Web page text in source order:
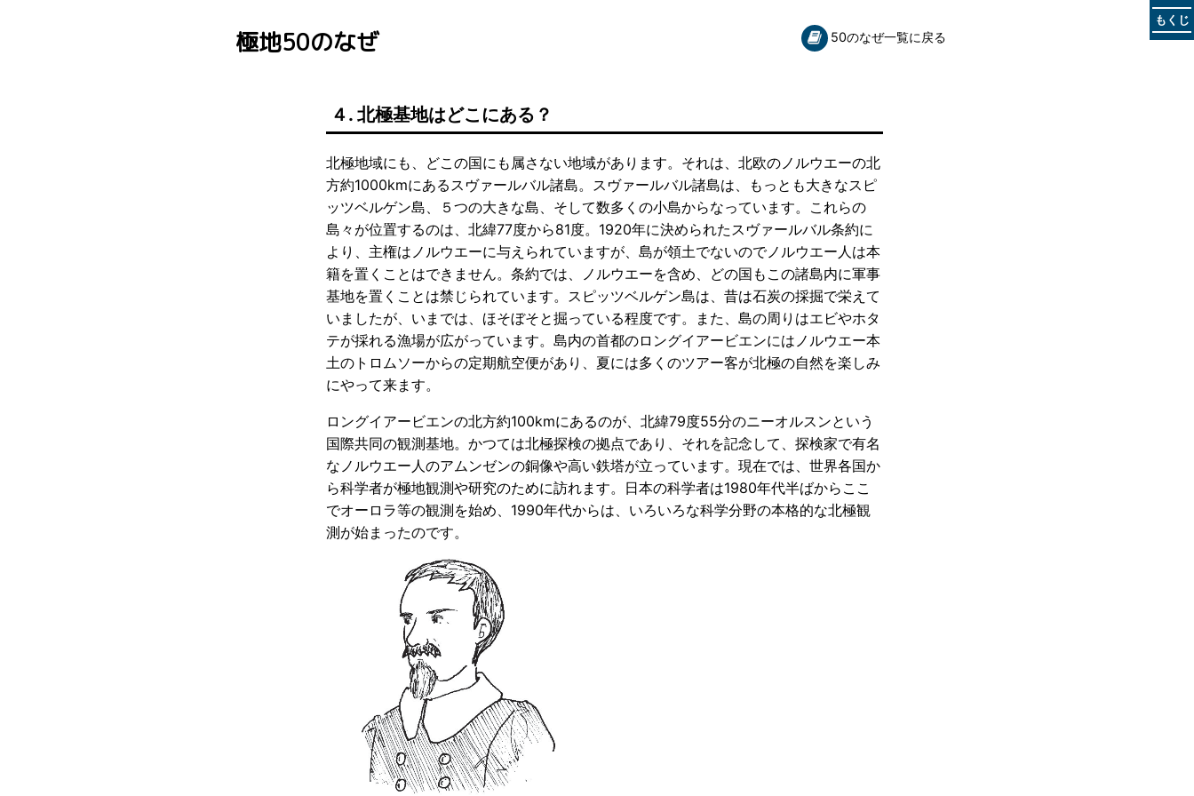
もくじ
極地50のなぜ 50のなぜ一覧に戻る
４. 北極基地はどこにある？
北極地域にも、どこの国にも属さない地域があります。それは、北欧のノルウエーの北
方約1000kmにあるスヴァールバル諸島。スヴァールバル諸島は、もっとも大きなスピ
ッツベルゲン島、５つの大きな島、そして数多くの小島からなっています。これらの
島々が位置するのは、北緯77度から81度。1920年に決められたスヴァールバル条約に
より、主権はノルウエーに与えられていますが、島が領土でないのでノルウエー人は本
籍を置くことはできません。条約では、ノルウエーを含め、どの国もこの諸島内に軍事
基地を置くことは禁じられています。スピッツベルゲン島は、昔は石炭の採掘で栄えて
いましたが、いまでは、ほそぼそと掘っている程度です。また、島の周りはエビやホタ
テが採れる漁場が広がっています。島内の首都のロングイアービエンにはノルウエー本
土のトロムソーからの定期航空便があり、夏には多くのツアー客が北極の自然を楽しみ
にやって来ます。
ロングイアービエンの北方約100kmにあるのが、北緯79度55分のニーオルスンという
国際共同の観測基地。かつては北極探検の拠点であり、それを記念して、探検家で有名
なノルウエー人のアムンゼンの銅像や高い鉄塔が立っています。現在では、世界各国か
ら科学者が極地観測や研究のために訪れます。日本の科学者は1980年代半ばからここ
でオーロラ等の観測を始め、1990年代からは、いろいろな科学分野の本格的な北極観
測が始まったのです。